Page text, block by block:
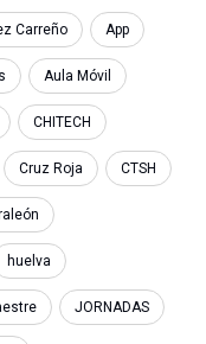
Carreño App
Aula Móvil
CHITECH
Cruz Roja CTSH
huelva
JORNADAS